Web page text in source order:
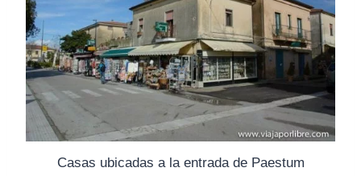
Casas ubicadas a la entrada de Paestum